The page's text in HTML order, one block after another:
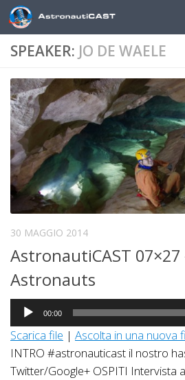
Sotto il contenuto
SPEAKER: JO DE WAELE
30 MAGGIO 2014
AstronautiCAST
Astronauts
Audio
Player
00:00
Scarica file | Ascolta in una nuova
INTRO #astronauticast il nostro
Twitter/Google+ OSPITI Intervista